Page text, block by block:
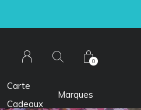
Carte
Cadeaux
Marques
0